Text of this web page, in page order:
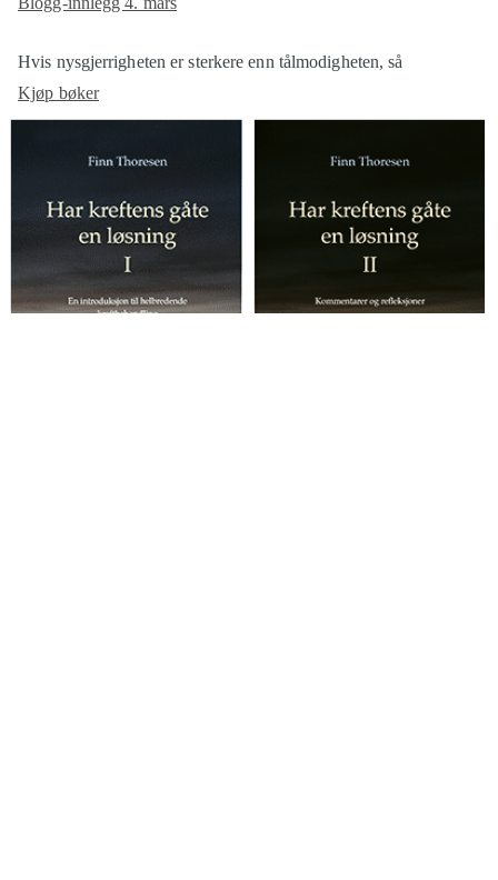
Hvis nysgjerrigheten er sterkere enn tålmodigheten, så
Kjøp bøker